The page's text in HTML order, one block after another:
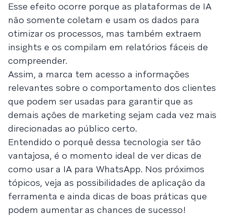
Esse efeito ocorre porque as plataformas de IA
não somente coletam e usam os dados para
otimizar os processos, mas também extraem
insights e os compilam em relatórios fáceis de
compreender.
Assim, a marca tem acesso a informações
relevantes sobre o comportamento dos clientes
que podem ser usadas para garantir que as
demais ações de marketing sejam cada vez mais
direcionadas ao público certo.
Entendido o porquê dessa tecnologia ser tão
vantajosa, é o momento ideal de ver dicas de
como usar a IA para WhatsApp. Nos próximos
tópicos, veja as possibilidades de aplicação da
ferramenta e ainda dicas de boas práticas que
podem aumentar as chances de sucesso!